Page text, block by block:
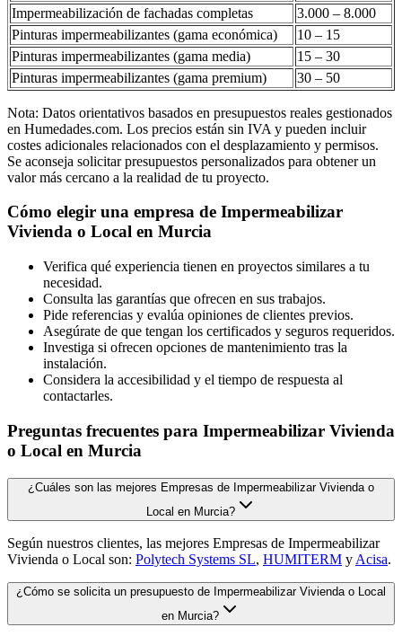
Impermeabilización de fachadas completas
3.000 – 8.000
Pinturas impermeabilizantes (gama económica)
10 – 15
Pinturas impermeabilizantes (gama media)
15 – 30
Pinturas impermeabilizantes (gama premium)
30 – 50
Nota: Datos orientativos basados en presupuestos reales gestionados
en Humedades.com. Los precios están sin IVA y pueden incluir
costes adicionales relacionados con el desplazamiento y permisos.
Se aconseja solicitar presupuestos personalizados para obtener un
valor más cercano a la realidad de tu proyecto.
Cómo elegir una empresa de Impermeabilizar
Vivienda o Local en Murcia
Verifica qué experiencia tienen en proyectos similares a tu
necesidad.
Consulta las garantías que ofrecen en sus trabajos.
Pide referencias y evalúa opiniones de clientes previos.
Asegúrate de que tengan los certificados y seguros requeridos.
Investiga si ofrecen opciones de mantenimiento tras la
instalación.
Considera la accesibilidad y el tiempo de respuesta al
contactarles.
Preguntas frecuentes para Impermeabilizar Vivienda
o Local en Murcia
¿Cuáles son las mejores Empresas de Impermeabilizar Vivienda o
Local en Murcia?
Según nuestros clientes, las mejores Empresas de Impermeabilizar
Vivienda o Local son: Polytech Systems SL, HUMITERM y Acisa.
¿Cómo se solicita un presupuesto de Impermeabilizar Vivienda o Local
en Murcia?